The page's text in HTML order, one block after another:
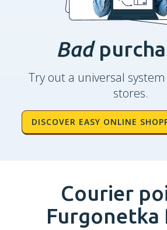
Bad
Try out a universal
stores.
DISCOVER EASY ONLINE
Courier
Furgonetka